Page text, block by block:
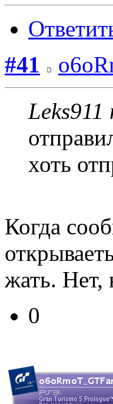
#41
Leks911
хоть
Когда
жать. Нет,
0